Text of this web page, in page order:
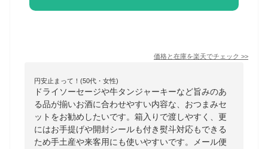
価格と在庫を楽天でチェック >>
円安止まって！(50代・女性)
ドライソーセージや牛タンジャーキーなど旨みのあ
る品が揃いお酒に合わせやすい内容な、おつまみセ
ットをお勧めしたいです。箱入りで渡しやすく、更
にはお手提げや開封シールも付き熨斗対応もできる
ため手土産や来客用にも使いやすいです。メール便